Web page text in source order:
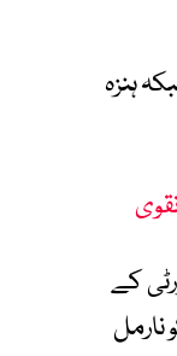
ہنزہ
کے
پولنگ اسٹیشنوں کو انتہائی حساس، 39 کو حساس اور 89 کو نارمل